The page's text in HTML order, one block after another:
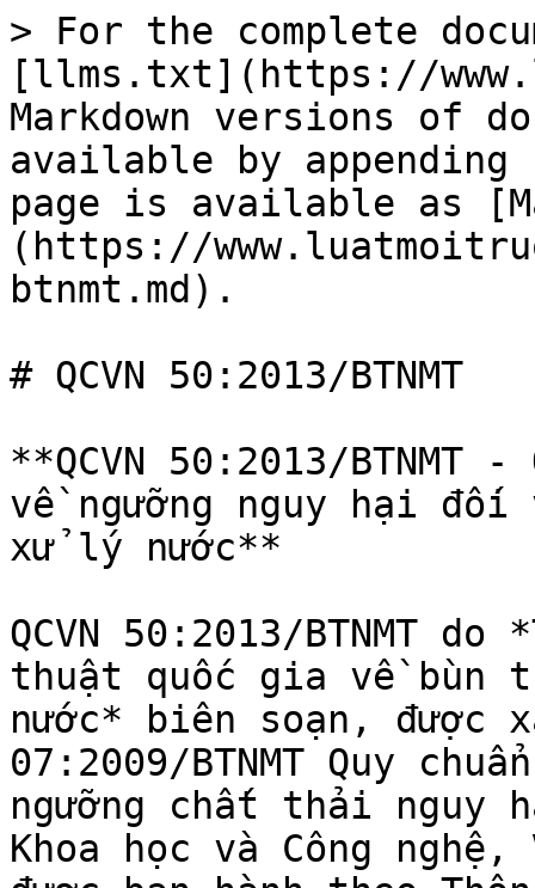
> For the complete
[llms.txt](https://
Markdown versions of
available by
page is available as
(https://
btnmt.md).
# QCVN 50:2013/BTNMT
**QCVN 50:2013/
về ngưỡng nguy hại
xử lý nước**
QCVN 50:2013/BTNMT
thuật quốc gia về
nước* biên soạn, được
07:2009/BTNMT Quy
ngưỡng chất thải nguy
Khoa học và Công